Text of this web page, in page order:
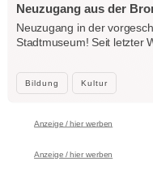
Bildung Kultur
Neuzugang aus der
Neuzugang in der
Stadtmuseum! Seit letzter
Anzeige / hier werben
Anzeige / hier werben